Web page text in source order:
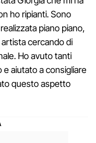
ho ripianti. Sono
piano piano,
artista cercando di
Ho avuto tanti
e aiutato a consigliare
questo aspetto